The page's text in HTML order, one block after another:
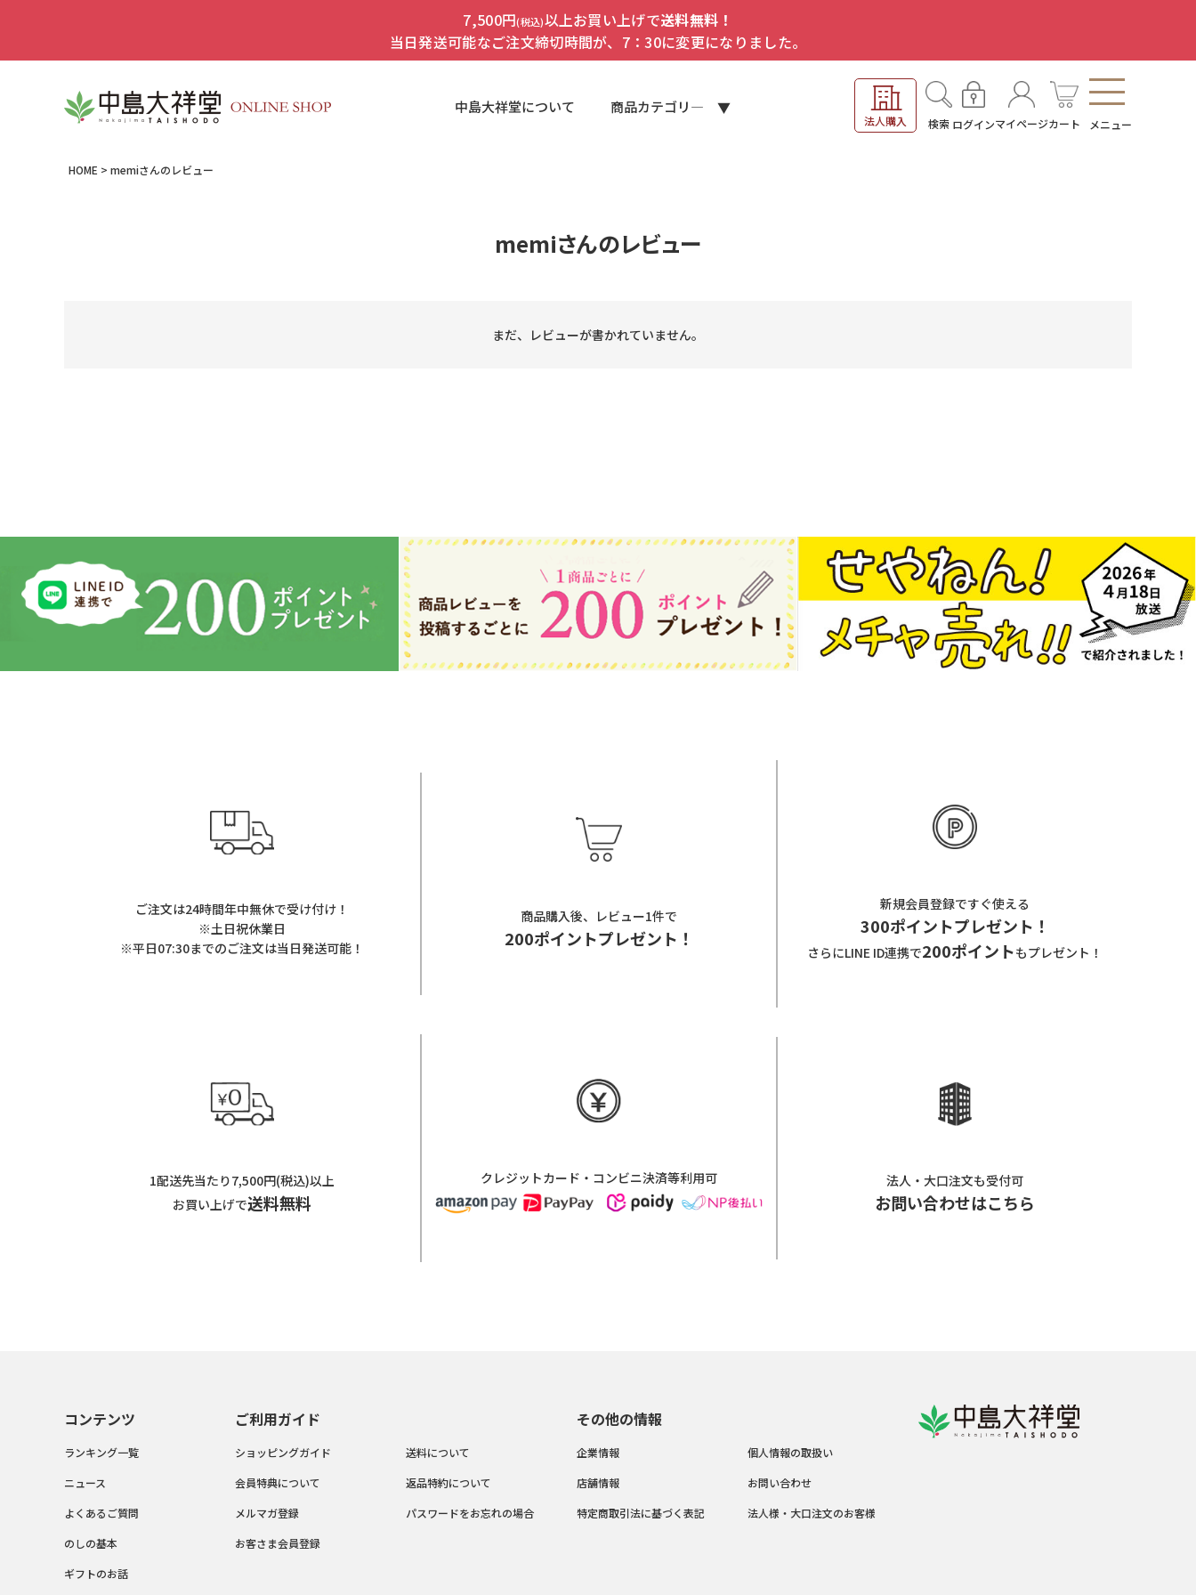
7,500円(税込)以上お買い上げで送料無料！
当日発送可能なご注文締切時間が、7：30に変更になりました。
中島大祥堂について 商品カテゴリ―
法人購入 検索 ログインマイページカート メニュー
HOME memiさんのレビュー
memiさんのレビュー
まだ、レビューが書かれていません。
ご注文は24時間年中無休で受け付け！
※土日祝休業日
※平日07:30までのご注文は当日発送可能！
商品購入後、レビュー1件で
200ポイントプレゼント！
新規会員登録ですぐ使える
300ポイントプレゼント！
さらにLINE ID連携で200ポイントもプレゼント！
1配送先当たり7,500円(税込)以上
お買い上げで送料無料
クレジットカード・コンビニ決済等利用可 法人・大口注文も受付可
お問い合わせはこちら
コンテンツ
ランキング一覧
ニュース
よくあるご質問
のしの基本
ギフトのお話
ご利用ガイド
ショッピングガイド
会員特典について
メルマガ登録
お客さま会員登録
送料について
返品特約について
パスワードをお忘れの場合
その他の情報
企業情報
店舗情報
特定商取引法に基づく表記
個人情報の取扱い
お問い合わせ
法人様・大口注文のお客様